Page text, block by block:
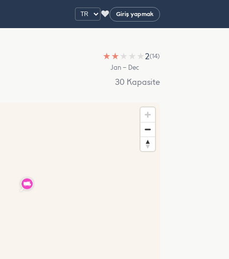
♥ Giriş yapmak
★ ★ ★ ★ ★2(14)
Jan – Dec
30 Kapasite